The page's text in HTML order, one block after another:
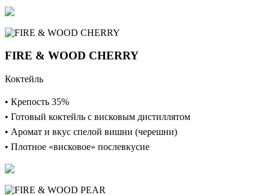
FIRE & WOOD CHERRY
Коктейль
• Крепость 35%
• Готовый коктейль с висковым дистиллятом
• Аромат и вкус спелой вишни (черешни)
• Плотное «висковое» послевкусие